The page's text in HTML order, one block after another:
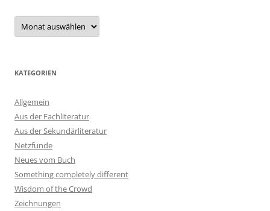
Archiv
KATEGORIEN
Allgemein
Aus der Fachliteratur
Aus der Sekundärliteratur
Netzfunde
Neues vom Buch
Something completely different
Wisdom of the Crowd
Zeichnungen